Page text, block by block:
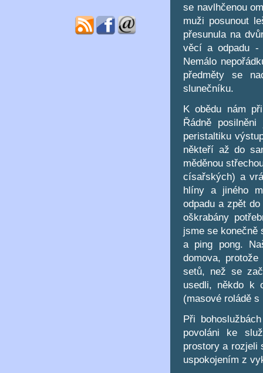
se navlhčenou
muži posunout
přesunula na
věcí a odpadu -
Nemálo
předměty se
slunečníku.
K obědu nám
Řádně
peristaltiku
někteří až do
měděnou
císařských) a
hlíny a jiného
odpadu a zpět
oškrabány
jsme se konečně
a ping pong.
domova,
setů, než se
usedli, někdo k
(masové roládě
Při
povoláni ke
prostory a rozjeli
uspokojením z